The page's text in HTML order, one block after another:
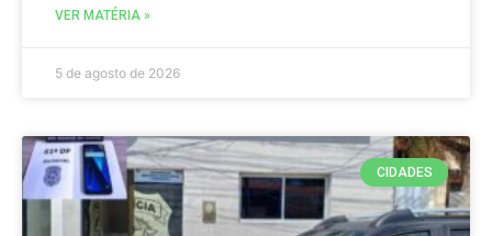
VER MATÉRIA »
5 de agosto de 2026
CIDADES